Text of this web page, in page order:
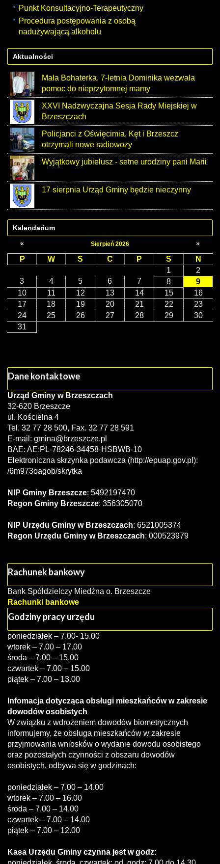
Punkt Konsultacyjno-Terapeutyczny
Procedura postępowania z osobą
nadużywającą alkoholu
Aktualności
Mała Bohaterka. 7-letnia Dominika wezwała
pomoc do nieprzytomnej mamy
XXVI Nadzwyczajna Sesja Rady Miejskiej w
Brzeszczach
Policjanci z Oświęcimia, Kęt i Brzeszcz
otrzymali nowe radiowozy
Wyjątkowy jubielusz - setne urodziny pani Marii
17 sierpnia Urząd Gminy będzie nieczynny
Kalendarium
«
Sierpień 2026 »
P W S C P S
N
1
2
3
4 5 6 7 8
9
10
11 12 13 14 15
16
17
18 19 20 21 22
23
24
25 26 27 28 29
30
31
Dane kontaktowe
Urząd Gminy w Brzeszczach
32-620 Brzeszcze
ul. Kościelna 4
Tel. 32 77 28 500, Fax. 32 77 28 591
E-mail: gmina@brzeszcze.pl
BAE: AE:PL-78246-34458-HSBWB-10
Elektroniczna skrzynka podawcza (http://epuap.gov.pl):
/6m973oagob/skrytka
NIP Gminy Brzeszcze: 5492197470
Regon Gminy Brzeszcze: 356305070
NIP Urzędu Gminy w Brzeszczach: 6521005374
Regon Urzędu Gminy w Brzeszczach: 000523979
Rachunek bankowy
Bank Spółdzielczy Miedźna o. Brzeszcze
Rachunki bankowe
Godziny pracy urzędu
poniedziałek – 7.00- 15.00
wtorek – 7.00 – 17.00
środa – 7.00 – 15.00
czwartek – 7.00 – 15.00
piątek – 7.00 – 13.00
Infomacja dotycząca obsługi mieszkańców w zakresie
dowodów osobistych
W związku z wdrożeniem dowodów biometrycznych
informujemy, że obsługa mieszkańców w zakresie
przyjmowania wniosków o wydanie dowodu osobistego
oraz pozostałych czynności z obszaru dowodów
osobistych, odbywa się w godzinach:
poniedziałek – 7.00 – 14.00
wtorek – 7.00 – 16.00
środa – 7.00 – 14.00
czwartek – 7.00 – 14.00
piątek – 7.00 – 12.00
Kasa Urzędu Gminy czynna jest w godz: